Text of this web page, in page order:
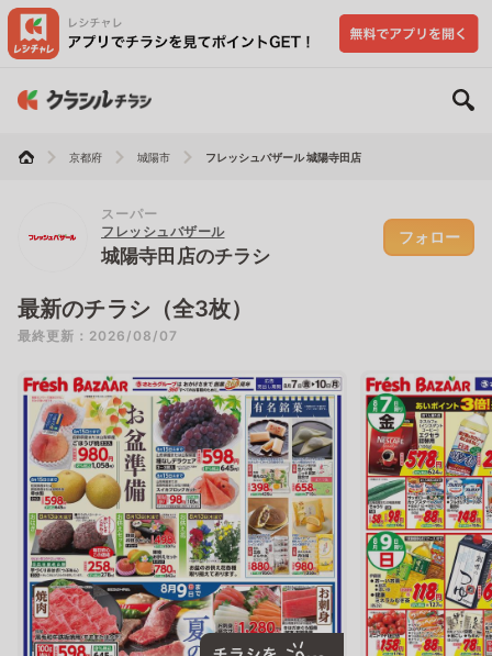
京都府 城陽市 フレッシュバザール 城陽寺田店
スーパー
フレッシュバザール
城陽寺田店のチラシ
フォロー
最新のチラシ（全3枚）
最終更新：2026/08/07